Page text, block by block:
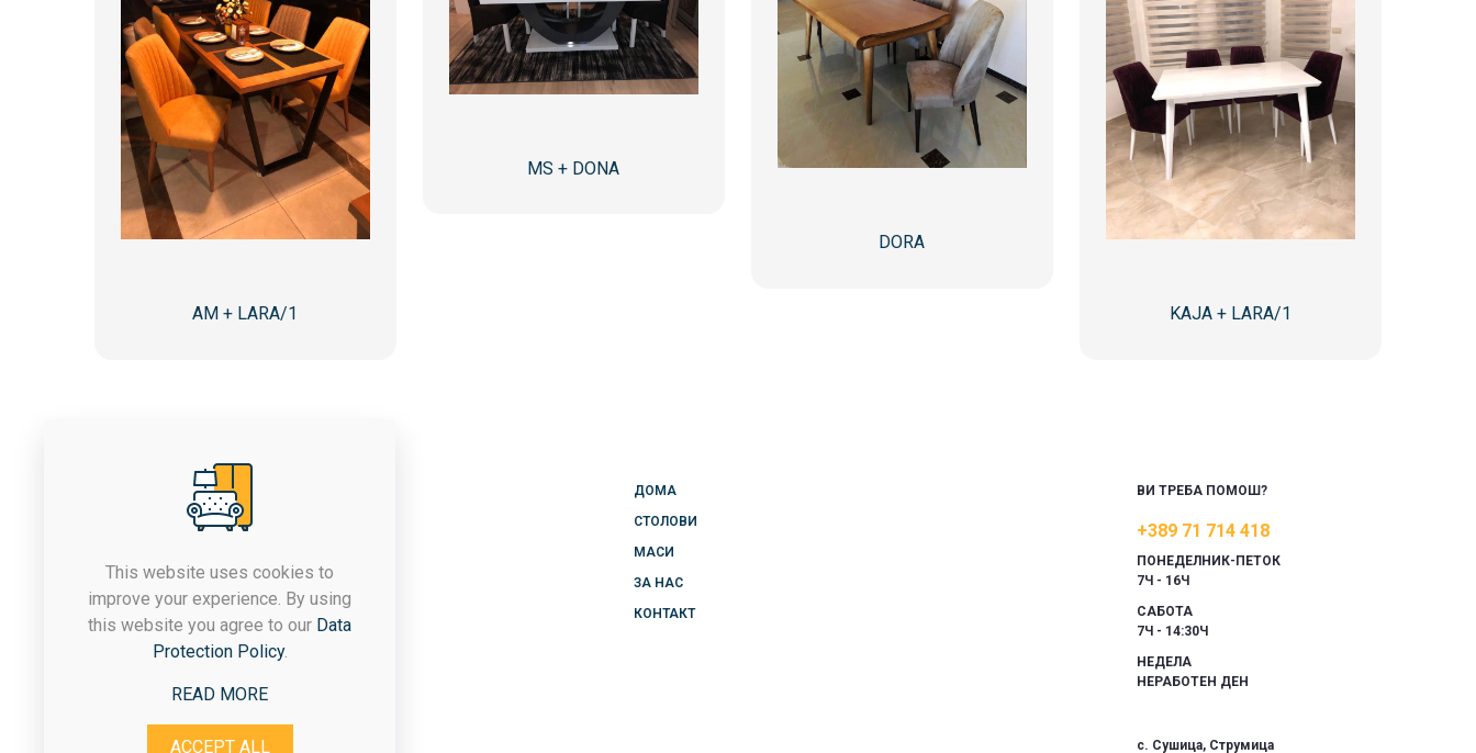
AM + LARA/1
MS + DONA
DORA
KAJA + LARA/1
Компанијата ЈАСТРЕБ постои
од 1992 година, а со
денешното производство се
занимава од 1998-та.
ДОМА
СТОЛОВИ
МАСИ
ЗА НАС
КОНТАКТ
ВИ ТРЕБА ПОМОШ?
+389 71 714 418
ПОНЕДЕЛНИК-ПЕТОК
7Ч - 16Ч
САБОТА
7Ч - 14:30Ч
НЕДЕЛА
НЕРАБОТЕН ДЕН
с. Сушица, Струмица
This website uses cookies to
improve your experience. By using
this website you agree to our Data
Protection Policy.
READ MORE
ACCEPT ALL